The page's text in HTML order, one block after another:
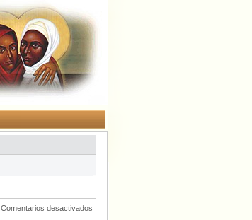
Comentarios desactivados